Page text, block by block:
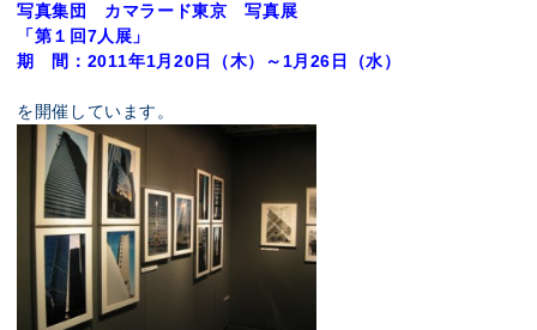
写真集団 カマラード東京 写真展
「第１回7人展」
期 間：2011年1月20日（木）～1月26日（水）
を開催しています。